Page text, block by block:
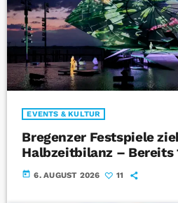
EVENTS & KULTUR
Bregenzer Festspiele
Halbzeitbilanz – Bereits
today 6. AUGUST 2026 11